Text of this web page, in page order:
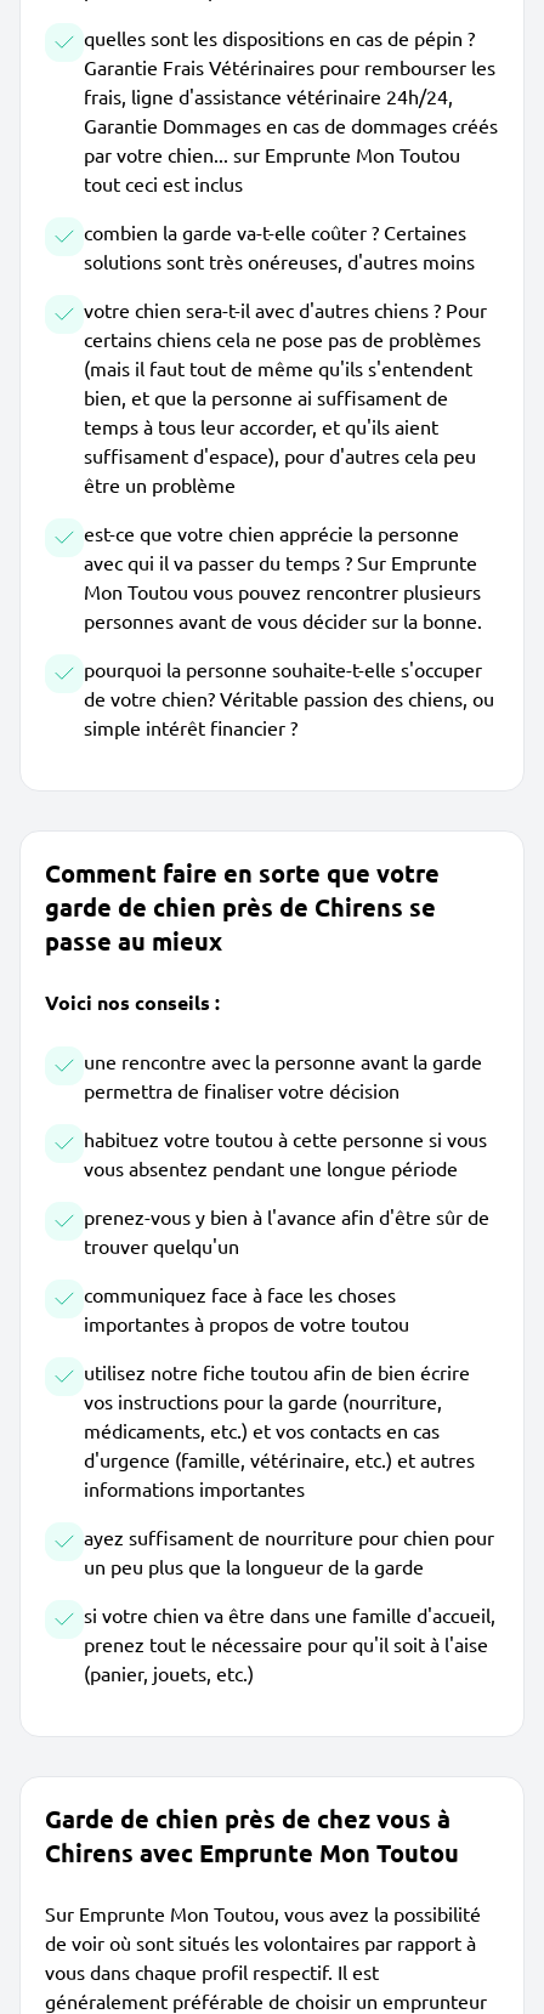
quelles sont les dispositions en cas de pépin ?
Garantie Frais Vétérinaires pour rembourser les
frais, ligne d'assistance vétérinaire 24h/24,
Garantie Dommages en cas de dommages créés
par votre chien... sur Emprunte Mon Toutou
tout ceci est inclus
combien la garde va-t-elle coûter ? Certaines
solutions sont très onéreuses, d'autres moins
votre chien sera-t-il avec d'autres chiens ? Pour
certains chiens cela ne pose pas de problèmes
(mais il faut tout de même qu'ils s'entendent
bien, et que la personne ai suffisament de
temps à tous leur accorder, et qu'ils aient
suffisament d'espace), pour d'autres cela peu
être un problème
est-ce que votre chien apprécie la personne
avec qui il va passer du temps ? Sur Emprunte
Mon Toutou vous pouvez rencontrer plusieurs
personnes avant de vous décider sur la bonne.
pourquoi la personne souhaite-t-elle s'occuper
de votre chien? Véritable passion des chiens, ou
simple intérêt financier ?
Comment faire en sorte que votre
garde de chien près de Chirens se
passe au mieux
Voici nos conseils :
une rencontre avec la personne avant la garde
permettra de finaliser votre décision
habituez votre toutou à cette personne si vous
vous absentez pendant une longue période
prenez-vous y bien à l'avance afin d'être sûr de
trouver quelqu'un
communiquez face à face les choses
importantes à propos de votre toutou
utilisez notre fiche toutou afin de bien écrire
vos instructions pour la garde (nourriture,
médicaments, etc.) et vos contacts en cas
d'urgence (famille, vétérinaire, etc.) et autres
informations importantes
ayez suffisament de nourriture pour chien pour
un peu plus que la longueur de la garde
si votre chien va être dans une famille d'accueil,
prenez tout le nécessaire pour qu'il soit à l'aise
(panier, jouets, etc.)
Garde de chien près de chez vous à
Chirens avec Emprunte Mon Toutou
Sur Emprunte Mon Toutou, vous avez la possibilité
de voir où sont situés les volontaires par rapport à
vous dans chaque profil respectif. Il est
généralement préférable de choisir un emprunteur